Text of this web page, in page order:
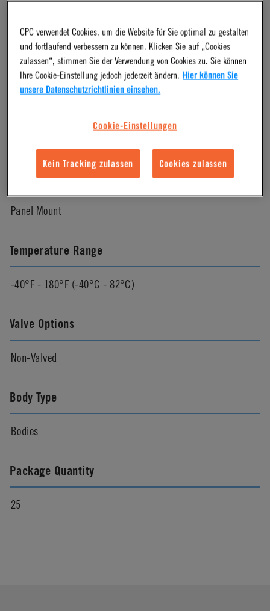
Material Finish
Natural
Mounting Option
Panel Mount
Temperature Range
-40°F - 180°F (-40°C - 82°C)
Valve Options
Non-Valved
Body Type
Bodies
Package Quantity
25
CPC verwendet Cookies, um die Website für Sie optimal zu gestalten
und fortlaufend verbessern zu können. Klicken Sie auf „Cookies
zulassen“, stimmen Sie der Verwendung von Cookies zu. Sie können
Ihre Cookie-Einstellung jedoch jederzeit ändern. Hier können Sie
unsere Datenschutzrichtlinien einsehen.
Cookie-Einstellungen
Kein Tracking zulassen Cookies zulassen